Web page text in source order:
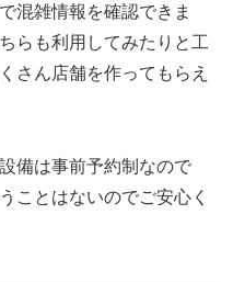
混雑情報を確認できま
らも利用してみたりと工
さん店舗を作ってもらえ
備は事前予約制なので
ことはないのでご安心く